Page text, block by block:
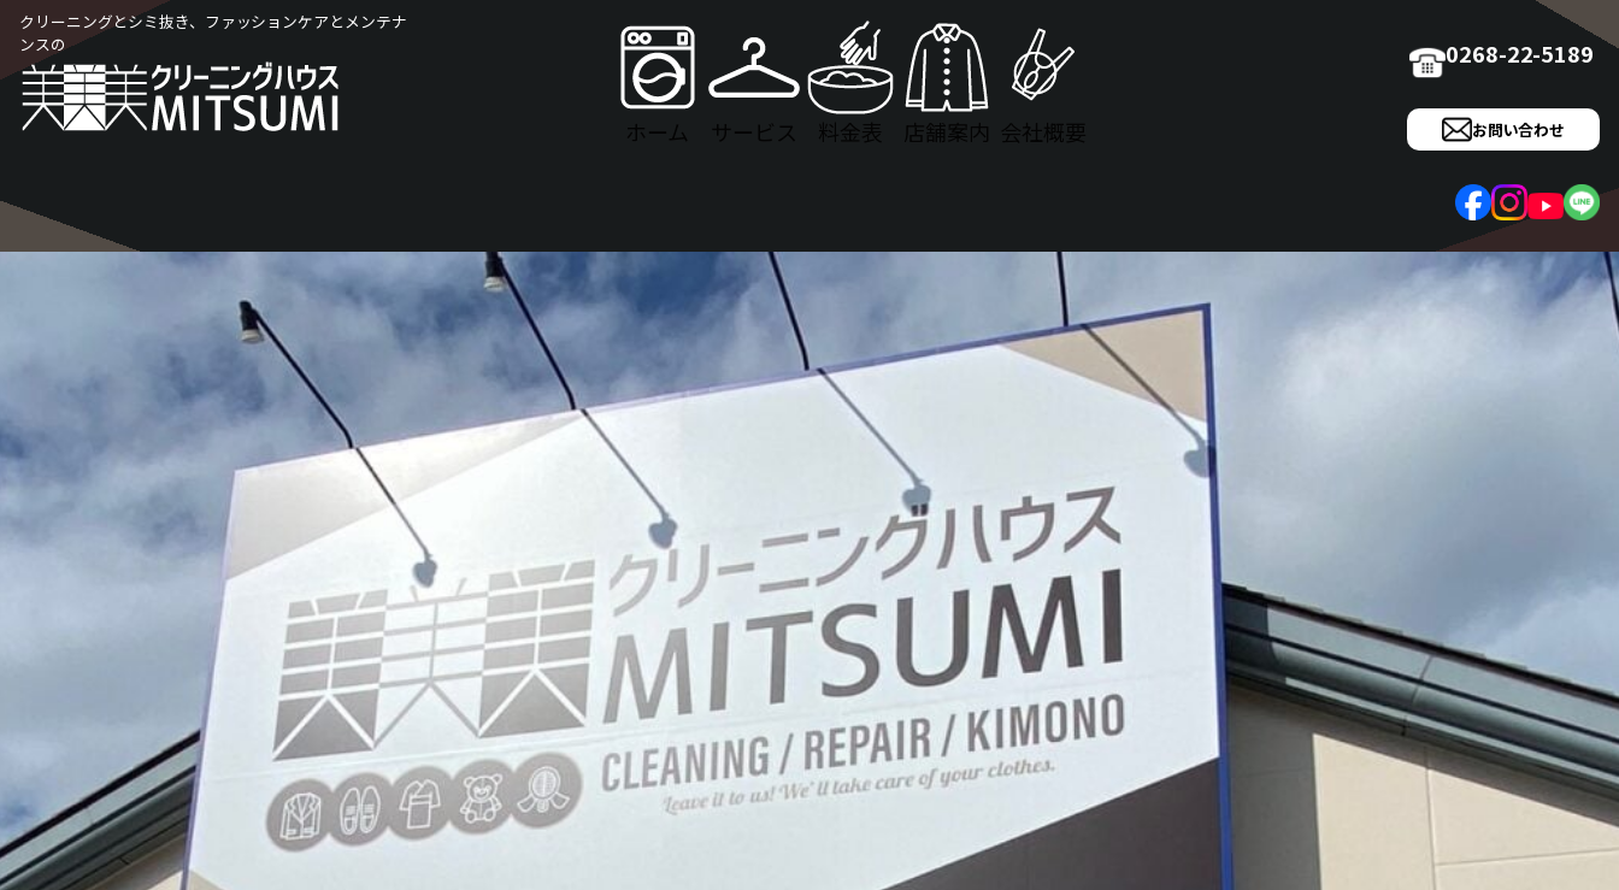
Skip
content
クリーニングとシミ抜き、ファッションケアとメンテナ
ンスの
ホーム サービス 料金表 店舗案内 会社概要
0268-22-5189
お問い合わせ